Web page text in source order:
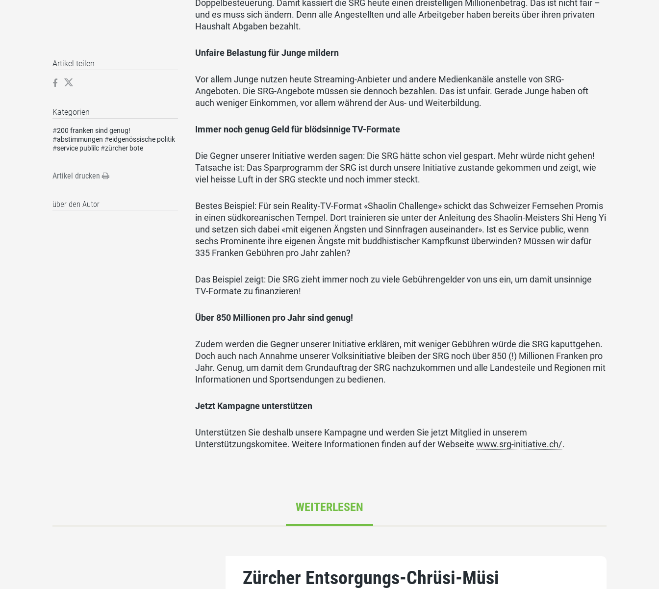
Doppelbesteuerung. Damit kassiert die SRG heute einen dreistelligen Millionenbetrag. Das ist nicht fair –
und es muss sich ändern. Denn alle Angestellten und alle Arbeitgeber haben bereits über ihren privaten
Haushalt Abgaben bezahlt.
Unfaire Belastung für Junge mildern
Vor allem Junge nutzen heute Streaming-Anbieter und andere Medienkanäle anstelle von SRG-
Angeboten. Die SRG-Angebote müssen sie dennoch bezahlen. Das ist unfair. Gerade Junge haben oft
auch weniger Einkommen, vor allem während der Aus- und Weiterbildung.
Immer noch genug Geld für blödsinnige TV-Formate
Die Gegner unserer Initiative werden sagen: Die SRG hätte schon viel gespart. Mehr würde nicht gehen!
Tatsache ist: Das Sparprogramm der SRG ist durch unsere Initiative zustande gekommen und zeigt, wie
viel heisse Luft in der SRG steckte und noch immer steckt.
Bestes Beispiel: Für sein Reality-TV-Format «Shaolin Challenge» schickt das Schweizer Fernsehen Promis
in einen südkoreanischen Tempel. Dort trainieren sie unter der Anleitung des Shaolin-Meisters Shi Heng Yi
und setzen sich dabei «mit eigenen Ängsten und Sinnfragen auseinander». Ist es Service public, wenn
sechs Prominente ihre eigenen Ängste mit buddhistischer Kampfkunst überwinden? Müssen wir dafür
335 Franken Gebühren pro Jahr zahlen?
Das Beispiel zeigt: Die SRG zieht immer noch zu viele Gebührengelder von uns ein, um damit unsinnige
TV-Formate zu finanzieren!
Über 850 Millionen pro Jahr sind genug!
Zudem werden die Gegner unserer Initiative erklären, mit weniger Gebühren würde die SRG kaputtgehen.
Doch auch nach Annahme unserer Volksinitiative bleiben der SRG noch über 850 (!) Millionen Franken pro
Jahr. Genug, um damit dem Grundauftrag der SRG nachzukommen und alle Landesteile und Regionen mit
Informationen und Sportsendungen zu bedienen.
Jetzt Kampagne unterstützen
Unterstützen Sie deshalb unsere Kampagne und werden Sie jetzt Mitglied in unserem
Unterstützungskomitee. Weitere Informationen finden auf der Webseite www.srg-initiative.ch/.
Artikel teilen
Kategorien
#200 franken sind genug!
#abstimmungen #eidgenössische politik
#service publilc#zürcher bote
Artikel drucken
über den Autor
WEITERLESEN
Zürcher Entsorgungs-Chrüsi-Müsi